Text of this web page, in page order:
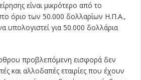
είναι μικρότερο από το
όριο των 50.000 δολλαρίων Η.Π.Α.,
υπολογιστεί για 50.000 δολλάρια
προβλεπόμενη εισφορά δεν
και αλλοδαπές εταιρίες που έχουν